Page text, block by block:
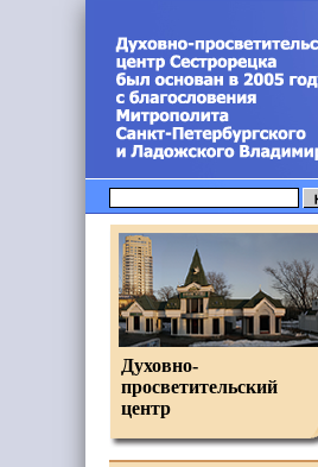
Духовно-
просветительский
центр